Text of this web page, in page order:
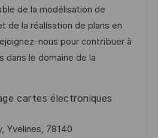
’
a
f
f
h
g
o
r
i
de la modélisation de
de la réalisation de plans en
nous pour contribuer à
dans le domaine de la
cartes électroniques
Yvelines, 78140